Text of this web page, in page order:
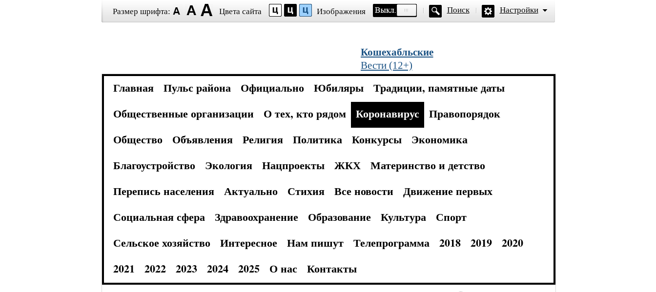
Размер шрифта: Цвета сайта Изображения Поиск Настройки
Кошехабльские
Вести (12+)
Главная Пульс района Официально Юбиляры
Традиции, памятные даты
Общественные организации
О тех, кто рядом Коронавирус
Правопорядок
Общество
Объявления Религия Политика Конкурсы
Экономика
Благоустройство
Экология Нацпроекты ЖКХ
Материнство и детство
Перепись населения
Актуально Стихия Все новости
Движение первых
Социальная сфера
Здравоохранение Образование Культура
Спорт
Сельское хозяйство
Интересное Нам пишут Телепрограмма 2018 2019
2020
2021
2022 2023 2024 2025 О нас Контакты